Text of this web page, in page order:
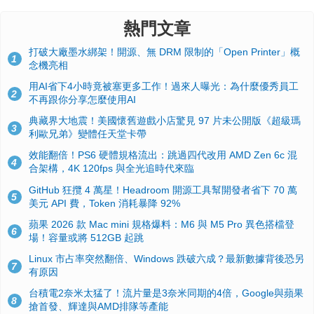
熱門文章
1
打破大廠墨水綁架！開源、無 DRM 限制的「Open Printer」概
念機亮相
2
用AI省下4小時竟被塞更多工作！過來人曝光：為什麼優秀員工
不再跟你分享怎麼使用AI
3
典藏界大地震！美國懷舊遊戲小店驚見 97 片未公開版《超級瑪
利歐兄弟》變體任天堂卡帶
4
效能翻倍！PS6 硬體規格流出：跳過四代改用 AMD Zen 6c 混
合架構，4K 120fps 與全光追時代來臨
5
GitHub 狂攬 4 萬星！Headroom 開源工具幫開發者省下 70 萬
美元 API 費，Token 消耗暴降 92%
6
蘋果 2026 款 Mac mini 規格爆料：M6 與 M5 Pro 異色搭檔登
場！容量或將 512GB 起跳
7
Linux 市占率突然翻倍、Windows 跌破六成？最新數據背後恐另
有原因
8
台積電2奈米太猛了！流片量是3奈米同期的4倍，Google與蘋果
搶首發、輝達與AMD排隊等產能